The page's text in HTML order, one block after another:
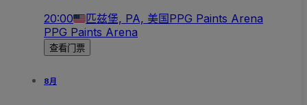
20:00 匹兹堡, PA, 美国PPG Paints Arena
PPG Paints Arena
查看门票
8月